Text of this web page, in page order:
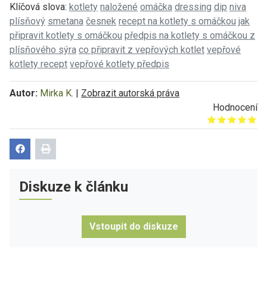
Klíčová slova: kotlety naložené omáčka dressing dip niva
plísňový smetana česnek recept na kotlety s omáčkou jak
připravit kotlety s omáčkou předpis na kotlety s omáčkou z
plísňového sýra co připravit z vepřových kotlet vepřové
kotlety recept vepřové kotlety předpis
Autor: Mirka K. | Zobrazit autorská práva
Hodnocení
Give it 1/5
Give it 2/5
Give it 3/5
Give it 4/5
Give it 5/5
Diskuze k článku
Vstoupit do diskuze